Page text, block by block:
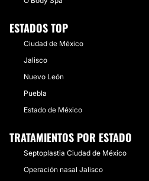
ESTADOS TOP
Ciudad de México
Jalisco
Nuevo León
Puebla
Estado de México
TRATAMIENTOS POR ESTADO
Septoplastia Ciudad de México
Operación nasal Jalisco